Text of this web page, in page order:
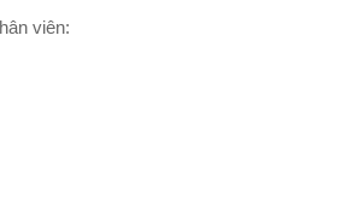
viên: